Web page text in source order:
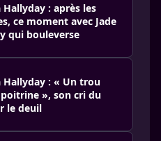
Hallyday : après les
ce moment avec Jade
qui bouleverse
Hallyday : « Un trou
», son cri du
le deuil